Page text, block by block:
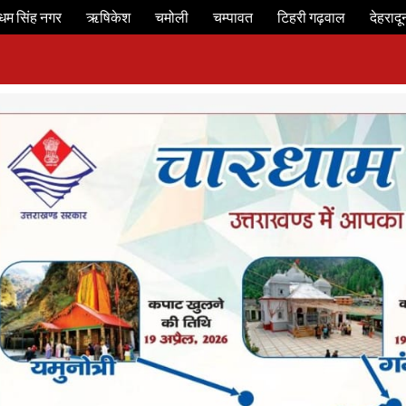
सिंह नगर ऋषिकेश चमोली चम्पावत टिहरी गढ़वाल